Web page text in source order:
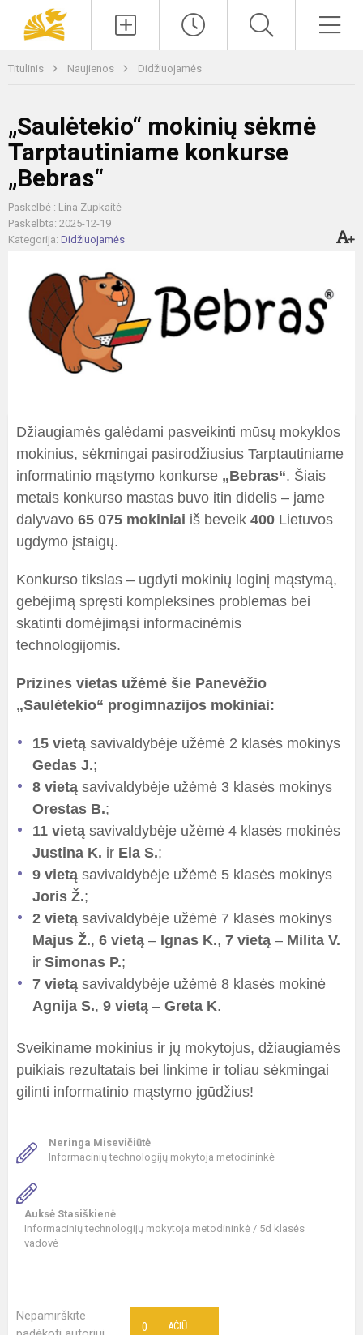
Titulinis Naujienos Didžiuojamės
„Saulėtekio“ mokinių sėkmė
Tarptautiniame konkurse
„Bebras“
Paskelbė : Lina Zupkaitė
Paskelbta: 2025-12-19
Kategorija: Didžiuojamės
Džiaugiamės galėdami pasveikinti mūsų mokyklos
mokinius, sėkmingai pasirodžiusius Tarptautiniame
informatinio mąstymo konkurse „Bebras“. Šiais
metais konkurso mastas buvo itin didelis – jame
dalyvavo 65 075 mokiniai iš beveik 400 Lietuvos
ugdymo įstaigų.
Konkurso tikslas – ugdyti mokinių loginį mąstymą,
gebėjimą spręsti kompleksines problemas bei
skatinti domėjimąsi informacinėmis
technologijomis.
Prizines vietas užėmė šie Panevėžio
„Saulėtekio“ progimnazijos mokiniai:
15 vietą savivaldybėje užėmė 2 klasės mokinys
Gedas J.;
8 vietą savivaldybėje užėmė 3 klasės mokinys
Orestas B.;
11 vietą savivaldybėje užėmė 4 klasės mokinės
Justina K. ir Ela S.;
9 vietą savivaldybėje užėmė 5 klasės mokinys
Joris Ž.;
2 vietą savivaldybėje užėmė 7 klasės mokinys
Majus Ž., 6 vietą – Ignas K., 7 vietą – Milita V.
ir Simonas P.;
7 vietą savivaldybėje užėmė 8 klasės mokinė
Agnija S., 9 vietą – Greta K.
Sveikiname mokinius ir jų mokytojus, džiaugiamės
puikiais rezultatais bei linkime ir toliau sėkmingai
gilinti informatinio mąstymo įgūdžius!
Neringa Misevičiūtė
Informacinių technologijų mokytoja metodininkė
Auksė Stasiškienė
Informacinių technologijų mokytoja metodininkė / 5d klasės
vadovė
Nepamirškite
AČIŪ
0